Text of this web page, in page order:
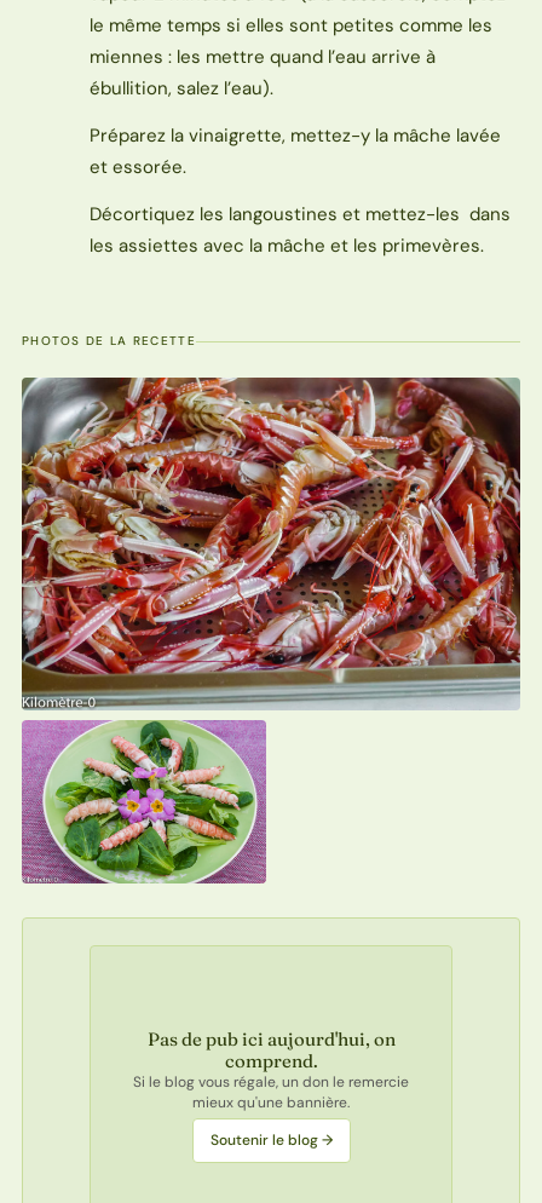
le même temps si elles sont petites comme les
miennes : les mettre quand l’eau arrive à
ébullition, salez l’eau).
Préparez la vinaigrette, mettez-y la mâche lavée
et essorée.
Décortiquez les langoustines et mettez-les dans
les assiettes avec la mâche et les primevères.
PHOTOS DE LA RECETTE
Pas de pub ici aujourd'hui, on
comprend.
Si le blog vous régale, un don le remercie
mieux qu'une bannière.
Soutenir le blog →